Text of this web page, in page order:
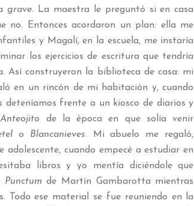
grave. La maestra le preguntó si en casa
no. Entonces acordaron un plan: ella me
y Magalí, en la escuela, me instaría
los ejercicios de escritura que tendría
Así construyeron la biblioteca de casa: mi
en un rincón de mi habitación y, cuando
deteníamos frente a un kiosco de diarios y
Anteojito de la época en que solía venir
o Blancanieves. Mi abuelo me regaló,
adolescente, cuando empecé a estudiar en
libros y yo mentía diciéndole que
Punctum de Martín Gambarotta mientras
Todo ese material se fue reuniendo en la